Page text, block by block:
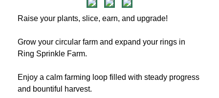
Raise your plants, slice, earn, and upgrade!
Grow your circular farm and expand your rings in
Ring Sprinkle Farm.
Enjoy a calm farming loop filled with steady progress
and bountiful harvest.